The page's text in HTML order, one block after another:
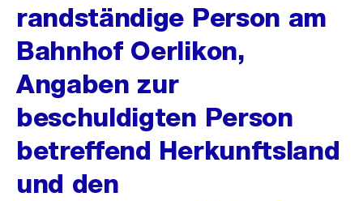
randständige Person am
Bahnhof Oerlikon,
Angaben zur
beschuldigten Person
betreffend Herkunftsland
und den